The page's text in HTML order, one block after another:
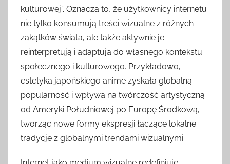
kulturowej”. Oznacza to, że użytkownicy internetu
nie tylko konsumują treści wizualne z różnych
zakątków świata, ale także aktywnie je
reinterpretują i adaptują do własnego kontekstu
społecznego i kulturowego. Przykładowo,
estetyka japońskiego anime zyskała globalną
popularność i wpływa na twórczość artystyczną
od Ameryki Południowej po Europę Środkową,
tworząc nowe formy ekspresji łączące lokalne
tradycje z globalnymi trendami wizualnymi.